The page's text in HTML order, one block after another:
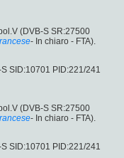
(DVB-S SR:27500
- In chiaro - FTA).
SID:10701 PID:221/241
(DVB-S SR:27500
- In chiaro - FTA).
SID:10701 PID:221/241